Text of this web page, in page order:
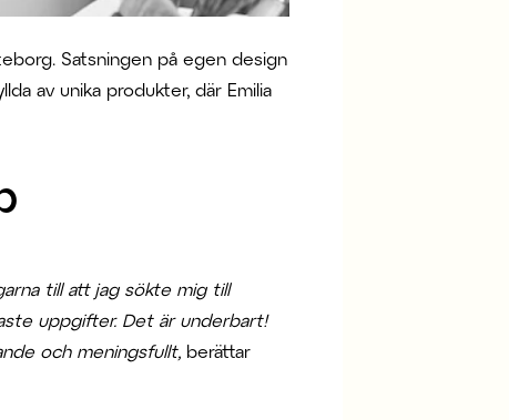
Satsningen på egen design
av unika produkter, där Emilia
till att jag sökte mig till
uppgifter. Det är underbart!
och meningsfullt, berättar